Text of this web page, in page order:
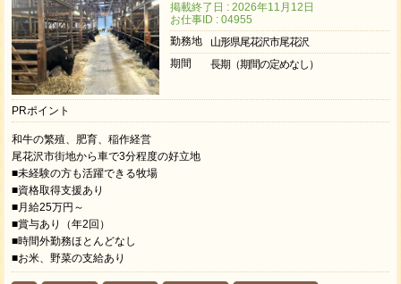
掲載終了日 : 2026年11月12日
お仕事ID : 04955
勤務地
山形県尾花沢市尾花沢
期間
長期（期間の定めなし）
PRポイント
和牛の繁殖、肥育、稲作経営
尾花沢市街地から車で3分程度の好立地
■未経験の方も活躍できる牧場
■資格取得支援あり
■月給25万円～
■賞与あり（年2回）
■時間外勤務ほとんどなし
■お米、野菜の支給あり